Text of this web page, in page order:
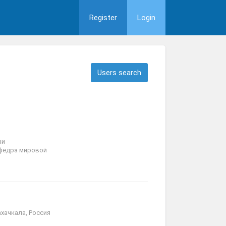
Register Login
Users search
мировой
Россия